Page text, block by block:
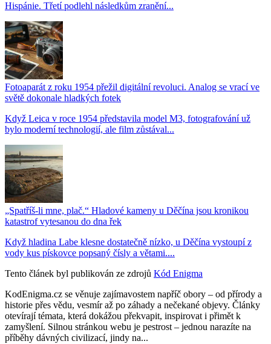
Hispánie. Třetí podlehl následkům zranění...
Fotoaparát z roku 1954 přežil digitální revoluci. Analog se vrací ve
světě dokonale hladkých fotek
Když Leica v roce 1954 představila model M3, fotografování už
bylo moderní technologií, ale film zůstával...
„Spatříš-li mne, plač.“ Hladové kameny u Děčína jsou kronikou
katastrof vytesanou do dna řek
Když hladina Labe klesne dostatečně nízko, u Děčína vystoupí z
vody kus pískovce popsaný čísly a větami....
Tento článek byl publikován ze zdrojů Kód Enigma
KodEnigma.cz se věnuje zajímavostem napříč obory – od přírody a
historie přes vědu, vesmír až po záhady a nečekané objevy. Články
otevírají témata, která dokážou překvapit, inspirovat i přimět k
zamyšlení. Silnou stránkou webu je pestrost – jednou narazíte na
příběhy dávných civilizací, jindy na...